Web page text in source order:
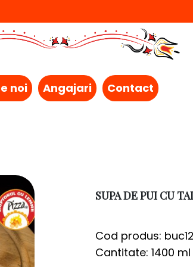
noi Angajari Contact
SUPA DE PUI CU
Cod produs:
Cantitate: 1400 ml